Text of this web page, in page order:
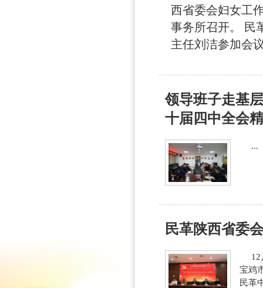
西省委会妇女工
事务所召开。 民
主任刘洁参加会
领导班子走基
十届四中全会
...
民革陕西省委
12
宝鸡
民革